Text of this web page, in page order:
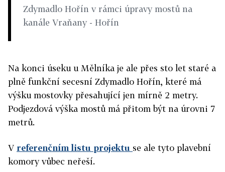
Zdymadlo Hořín v rámci úpravy mostů na
kanále Vraňany - Hořín
Na konci úseku u Mělníka je ale přes sto let staré a
plně funkční secesní Zdymadlo Hořín, které má
výšku mostovky přesahující jen mírně 2 metry.
Podjezdová výška mostů má přitom být na úrovni 7
metrů.
V referenčním listu projektu se ale tyto plavební
komory vůbec neřeší.